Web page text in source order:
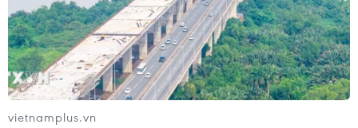
vietnamplus.vn